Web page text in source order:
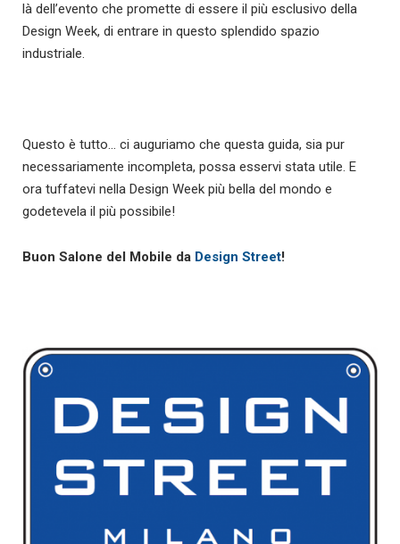
là dell’evento che promette di essere il più esclusivo della
Design Week, di entrare in questo splendido spazio
industriale.
Questo è tutto… ci auguriamo che questa guida, sia pur
necessariamente incompleta, possa esservi stata utile. E
ora tuffatevi nella Design Week più bella del mondo e
godetevela il più possibile!
Buon Salone del Mobile da Design Street!